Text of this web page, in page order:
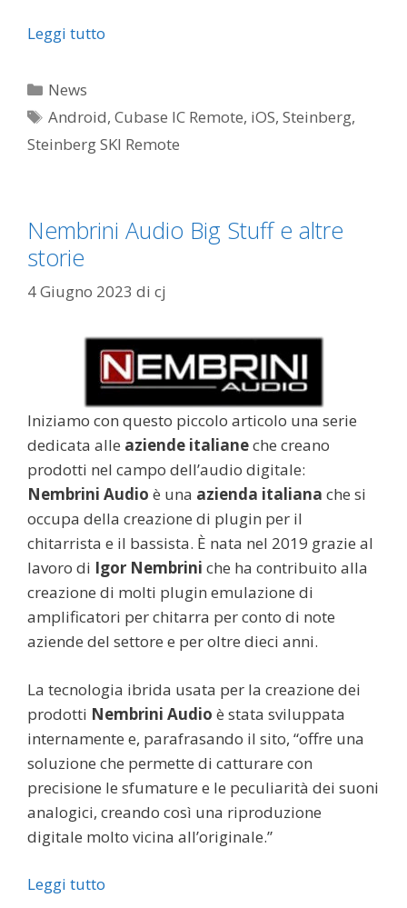
Leggi tutto
Categorie
News
Tag
Android,Cubase IC Remote, iOS,Steinberg,
Steinberg SKI Remote
Nembrini Audio Big Stuff e altre
storie
4 Giugno 2023 di cj
Iniziamo con questo piccolo articolo una serie
dedicata alle aziende italianeche creano
prodotti nel campo dell’audio digitale:
Nembrini Audio è una azienda italiana che si
occupa della creazione di plugin per il
chitarrista e il bassista. È nata nel 2019 grazie al
lavoro di Igor Nembrini che ha contribuito alla
creazione di molti plugin emulazione di
amplificatori per chitarra per conto di note
aziende del settore e per oltre dieci anni.
La tecnologia ibrida usata per la creazione dei
prodotti Nembrini Audio è stata sviluppata
internamente e, parafrasando il sito, “offre una
soluzione che permette di catturare con
precisione le sfumature e le peculiarità dei suoni
analogici, creando così una riproduzione
digitale molto vicina all’originale.”
Leggi tutto